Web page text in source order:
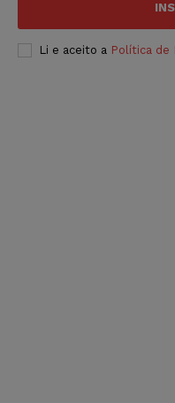
Li e aceito a Política de